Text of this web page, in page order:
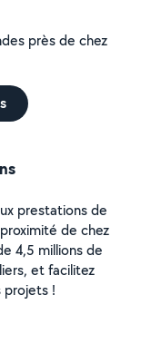
près de chez
prestations de
de chez
4,5 millions de
et facilitez
projets !